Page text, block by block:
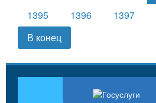
1395
1396 1397
В конец